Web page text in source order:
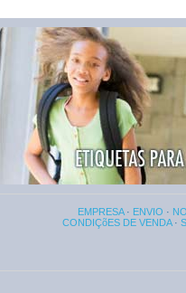
EMPRESA· ENVIO ·
CONDIÇõES DE VENDA·